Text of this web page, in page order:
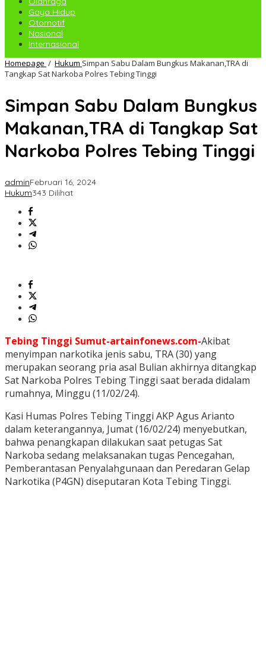
Gaya Hidup
Otomotif
Nasional
Internasional
Homepage / Hukum Simpan Sabu Dalam Bungkus Makanan,TRA di
Tangkap Sat Narkoba Polres Tebing Tinggi
Simpan Sabu Dalam Bungkus
Makanan,TRA di Tangkap Sat
Narkoba Polres Tebing Tinggi
adminFebruari 16, 2024
Hukum343 Dilihat
Tebing Tinggi Sumut-artainfonews.com-Akibat
menyimpan narkotika jenis sabu, TRA (30) yang
merupakan seorang pria asal Bulian akhirnya ditangkap
Sat Narkoba Polres Tebing Tinggi saat berada didalam
rumahnya, Minggu (11/02/24).
Kasi Humas Polres Tebing Tinggi AKP Agus Arianto
dalam keterangannya, Jumat (16/02/24) menyebutkan,
bahwa penangkapan dilakukan saat petugas Sat
Narkoba sedang melaksanakan tugas Pencegahan,
Pemberantasan Penyalahgunaan dan Peredaran Gelap
Narkotika (P4GN) diseputaran Kota Tebing Tinggi.